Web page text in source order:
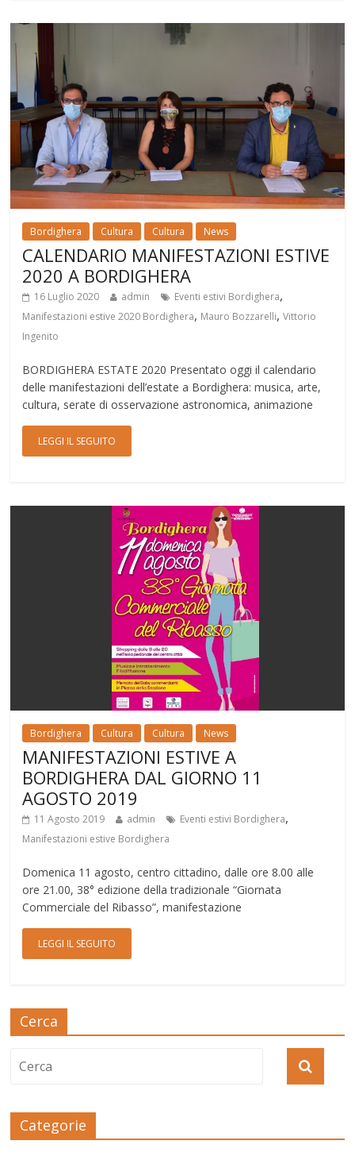
Bordighera Cultura Cultura News
CALENDARIO MANIFESTAZIONI ESTIVE
2020 A BORDIGHERA
16 Luglio 2020 admin Eventi estivi Bordighera,
Manifestazioni estive 2020 Bordighera, Mauro Bozzarelli,Vittorio
Ingenito
BORDIGHERA ESTATE 2020 Presentato oggi il calendario
delle manifestazioni dell’estate a Bordighera: musica, arte,
cultura, serate di osservazione astronomica, animazione
LEGGI IL SEGUITO
Bordighera Cultura Cultura News
MANIFESTAZIONI ESTIVE A
BORDIGHERA DAL GIORNO 11
AGOSTO 2019
11 Agosto 2019 admin Eventi estivi Bordighera,
Manifestazioni estive Bordighera
Domenica 11 agosto, centro cittadino, dalle ore 8.00 alle
ore 21.00, 38° edizione della tradizionale “Giornata
Commerciale del Ribasso”, manifestazione
LEGGI IL SEGUITO
Cerca
Categorie